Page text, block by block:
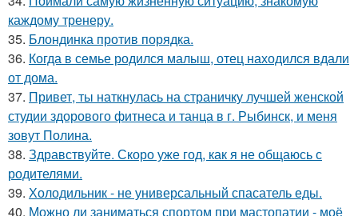
каждому тренеру.
35. Блондинка против порядка.
36. Когда в семье родился малыш, отец находился вдали
от дома.
37. Привет, ты наткнулась на страничку лучшей женской
студии здорового фитнеса и танца в г. Рыбинск, и меня
зовут Полина.
38. Здравствуйте. Скоро уже год, как я не общаюсь с
родителями.
39. Холодильник - не универсальный спасатель еды.
40. Можно ли заниматься спортом при мастопатии - моё